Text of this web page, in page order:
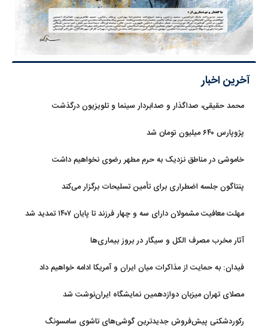
آخرین اخبار
محمد حقیقی، صداگذار و صدابردار سینما و تلویزیون درگذشت
پژوپارس ۶۴۰ میلیون تومان شد
خاموشی در مناطق نزدیک به حرم مطهر رضوی نخواهیم داشت
پنتاگون جلسه اضطراری برای تأمین تسلیحات برگزار می‌کند
مهلت معافیت مشمولان دارای سه و چهار فرزند تا پایان ۱۴۰۷ تمدید شد
آثار مخرب مصرف الکل و سیگار در بروز بیماری‌ها
فیدان: به حمایت از مذاکرات میان ایران و آمریکا ادامه خواهیم داد
مصلای تهران میزبان دوازدهمین نمایشگاه ایران‌نوشت شد
رکوردشکنی پیش‌فروش جدیدترین گوشی‌های تاشوی سامسونگ